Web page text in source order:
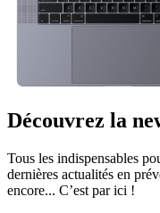
Découvrez la
Tous les indispensables
dernières actualités en
encore... C’est par ici !